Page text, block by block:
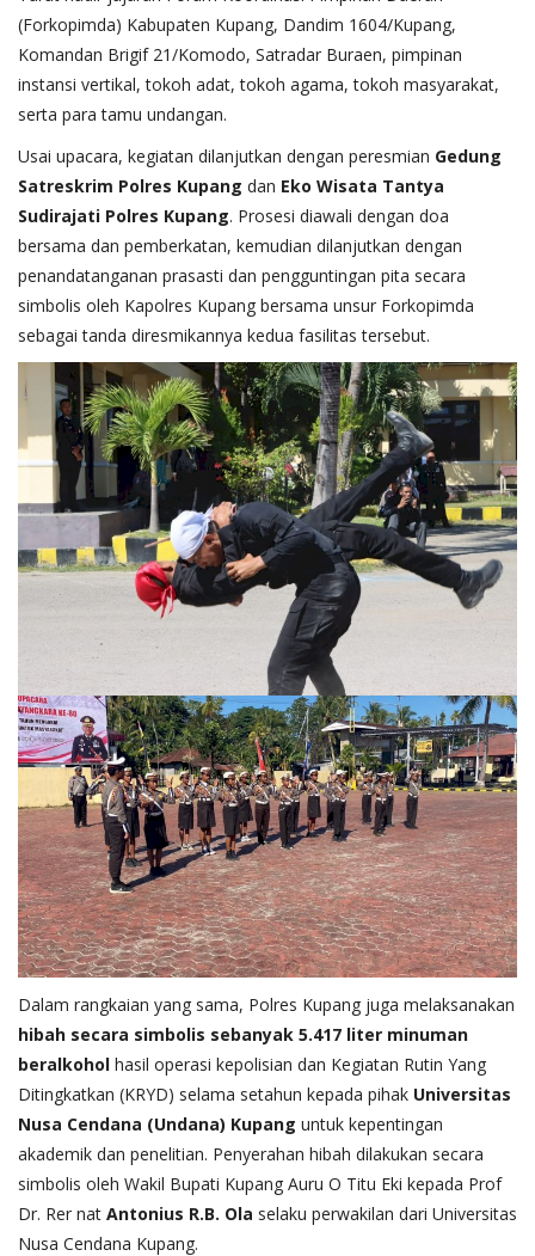
(Forkopimda) Kabupaten Kupang, Dandim 1604/Kupang,
Komandan Brigif 21/Komodo, Satradar Buraen, pimpinan
instansi vertikal, tokoh adat, tokoh agama, tokoh masyarakat,
serta para tamu undangan.
Usai upacara, kegiatan dilanjutkan dengan peresmian Gedung
Satreskrim Polres Kupang dan Eko Wisata Tantya
Sudirajati Polres Kupang. Prosesi diawali dengan doa
bersama dan pemberkatan, kemudian dilanjutkan dengan
penandatanganan prasasti dan pengguntingan pita secara
simbolis oleh Kapolres Kupang bersama unsur Forkopimda
sebagai tanda diresmikannya kedua fasilitas tersebut.
Dalam rangkaian yang sama, Polres Kupang juga melaksanakan
hibah secara simbolis sebanyak 5.417 liter minuman
beralkohol hasil operasi kepolisian dan Kegiatan Rutin Yang
Ditingkatkan (KRYD) selama setahun kepada pihak Universitas
Nusa Cendana (Undana) Kupang untuk kepentingan
akademik dan penelitian. Penyerahan hibah dilakukan secara
simbolis oleh Wakil Bupati Kupang Auru O Titu Eki kepada Prof
Dr. Rer nat Antonius R.B. Ola selaku perwakilan dari Universitas
Nusa Cendana Kupang.